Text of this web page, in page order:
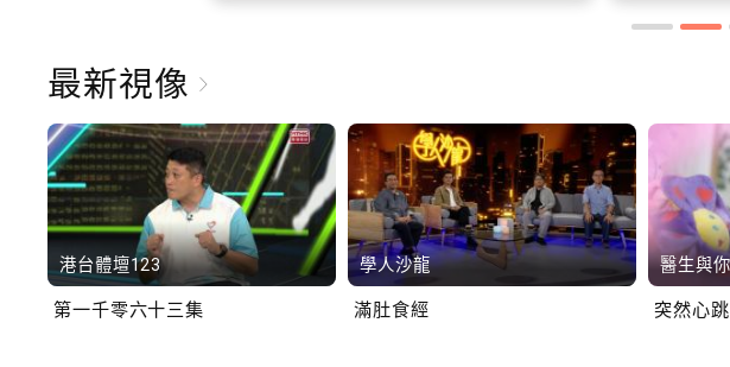
最新視像
港台體壇123
第一千零六十三集
學人沙龍
滿肚食經
醫生與你